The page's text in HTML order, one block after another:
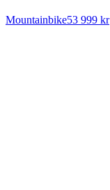
Mountainbike53 999 kr